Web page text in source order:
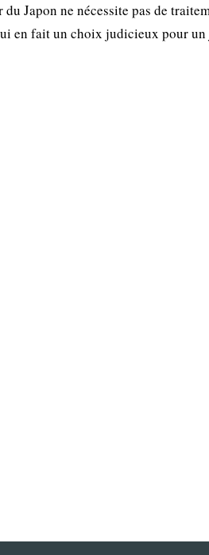
Japon ne nécessite pas de
en fait un choix judicieux pour